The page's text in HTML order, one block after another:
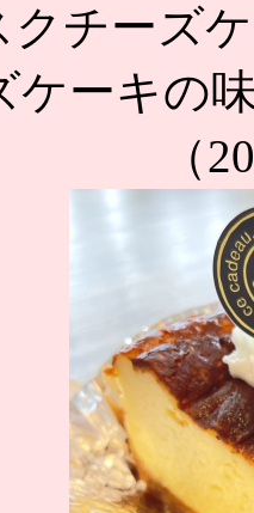
クチーズ
ケーキの
（